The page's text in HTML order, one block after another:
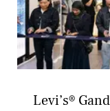
Levi’s®